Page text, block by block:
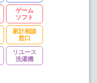
ゲーム
ソフト
家計相談
窓口
リユース
洗濯機